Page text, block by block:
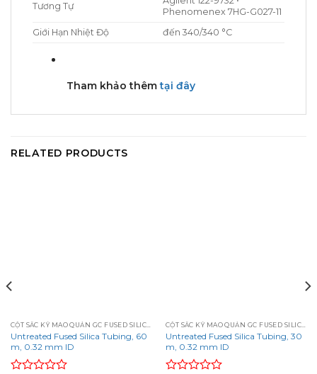
Tương Tự
Phenomenex 7HG-G027-11
Giới Hạn Nhiệt Độ
đến 340/340 °C
Tham khảo thêmtại đây
RELATED PRODUCTS
CỘT SẮC KÝ MAO QUẢN GC FUSED SILICA CAPILLARY COLUMNS
Untreated Fused Silica Tubing, 60
m, 0.32 mm ID
CỘT SẮC KÝ MAO QUẢN GC FUSED SILICA CAPILLARY COLUMNS
Untreated Fused Silica Tubing, 30
m, 0.32 mm ID